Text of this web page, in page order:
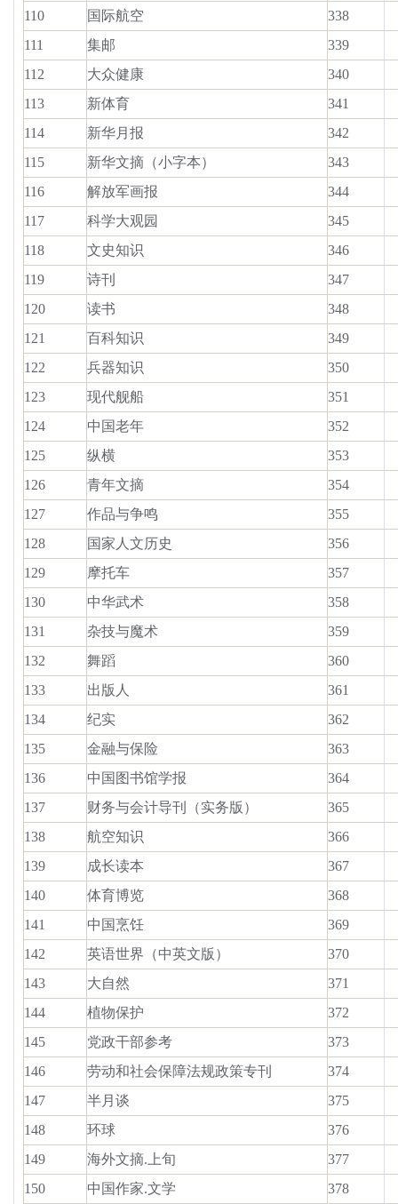
110
国际航空
338
111
集邮
339
112
大众健康
340
113
新体育
341
114
新华月报
342
115
新华文摘（小字本）
343
116
解放军画报
344
117
科学大观园
345
118
文史知识
346
119
诗刊
347
120
读书
348
121
百科知识
349
122
兵器知识
350
123
现代舰船
351
124
中国老年
352
125
纵横
353
126
青年文摘
354
127
作品与争鸣
355
128
国家人文历史
356
129
摩托车
357
130
中华武术
358
131
杂技与魔术
359
132
舞蹈
360
133
出版人
361
134
纪实
362
135
金融与保险
363
136
中国图书馆学报
364
137
财务与会计导刊（实务版）
365
138
航空知识
366
139
成长读本
367
140
体育博览
368
141
中国烹饪
369
142
英语世界（中英文版）
370
143
大自然
371
144
植物保护
372
145
党政干部参考
373
146
劳动和社会保障法规政策专刊
374
147
半月谈
375
148
环球
376
149
海外文摘.上旬
377
150
中国作家.文学
378